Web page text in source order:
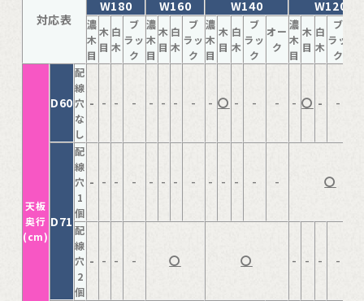
対応表
W180
W160 W140 W120
濃
木
目
木
目
白
木
ブ
ラッ
ク
濃
木
目
木
目
白
木
ブ
ラッ
ク
濃
木
目
木
目
白
木
ブ
ラッ
ク
オー
ク
濃
木
目
木
目
白
木
ブ
ラッ
ク
天板
奥行
(cm)
D60
配
線
穴
な
し
- - - - - - - - - 〇 - - - - 〇 - -
D71
配
線
穴
1
個
- - - - - - - - - - - - - 〇
配
線
穴
2
個
- - - - 〇 〇 - - - -